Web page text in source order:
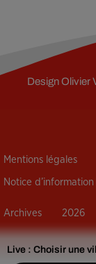
Live : Choisir une
DesignOlivier
Mentions légales
Notice d’information
Archives 2026